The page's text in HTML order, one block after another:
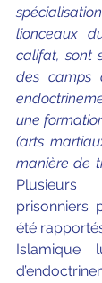
lionceaux
califat, sont
des camps
une
(arts
manière de
Plusieurs
prisonniers
été
Islamique